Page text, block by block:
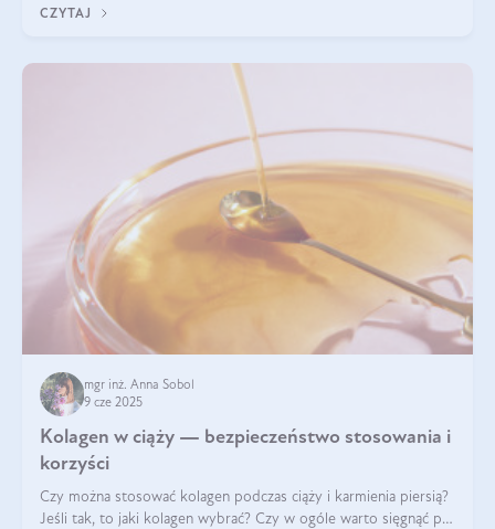
CZYTAJ
mgr inż. Anna Sobol
9 cze 2025
Kolagen w ciąży — bezpieczeństwo stosowania i
korzyści
Czy można stosować kolagen podczas ciąży i karmienia piersią?
Jeśli tak, to jaki kolagen wybrać? Czy w ogóle warto sięgnąć po